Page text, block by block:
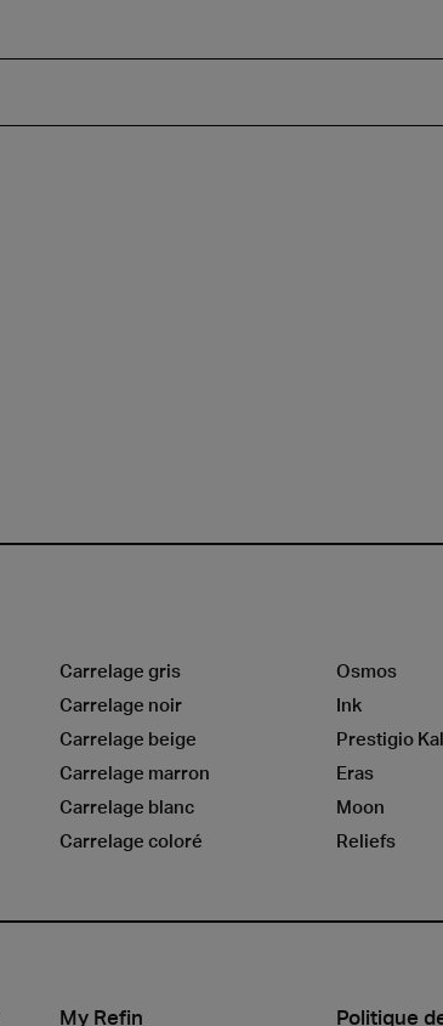
Carrelage gris
Carrelage noir
Carrelage beige
Carrelage marron
Carrelage blanc
Carrelage coloré
Osmos
Ink
Prestigio
Eras
Moon
Reliefs
My Refin Politique